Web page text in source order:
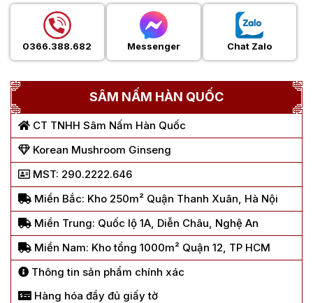
0366.388.682 Messenger Chat Zalo
SÂM NẤM HÀN QUỐC
CT TNHH Sâm Nấm Hàn Quốc
Korean Mushroom Ginseng
MST: 290.2222.646
Miền Bắc: Kho 250m² Quận Thanh Xuân, Hà Nội
Miền Trung: Quốc lộ 1A, Diễn Châu, Nghệ An
Miền Nam: Kho tổng 1000m² Quận 12, TP HCM
Thông tin sản phẩm chính xác
Hàng hóa đầy đủ giấy tờ